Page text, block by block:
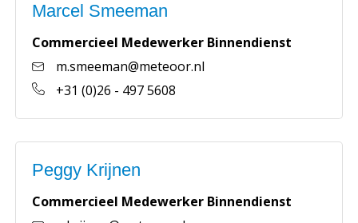
Marcel Smeeman
Commercieel Medewerker Binnendienst
m.smeeman@meteoor.nl
+31 (0)26 - 497 5608
Peggy Krijnen
Commercieel Medewerker Binnendienst